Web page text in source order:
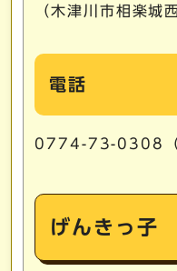
（木津川市相楽城
電話
0774-73-0308（
げんきっ子